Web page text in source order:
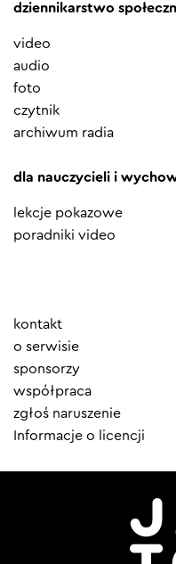
dziennikarstwo
video
audio
foto
czytnik
archiwum radia
dla nauczycieli i
lekcje pokazowe
poradniki video
Element
menu
kontakt
o serwisie
sponsorzy
współpraca
zgłoś naruszenie
Informacje o licencji